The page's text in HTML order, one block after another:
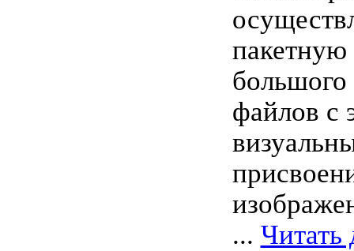
пакетную
большого
файлов с
... Читать